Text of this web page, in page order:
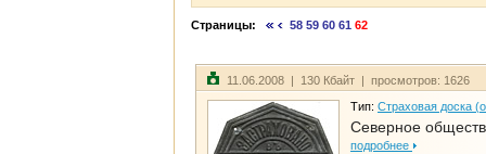
Страницы: 58 59 60 61 62
11.06.2008 | 130 Кбайт | просмотров: 1626
Тип: Страховая доска
Северное
подробнее